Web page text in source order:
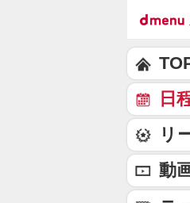
日
リ
動